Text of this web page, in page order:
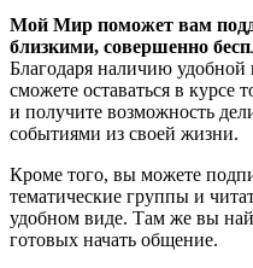
Мой Мир поможет вам
близкими, совершенно
Благодаря наличию удобной
сможете оставаться в курсе
и получите возможность
событиями из своей жизни.
Кроме того, вы можете
тематические группы и
удобном виде. Там же вы
готовых начать общение.